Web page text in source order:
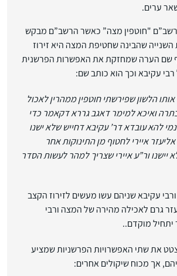
ערים.
"חוטפין מצה” כאשר הרשב”ם מבקש
שהבינה שחטיפת המצה היא זירוז
שם הערה שמחזקת את האפשרות הפרשנית
עקיבא וכך הוא כותב שם:
אותו הלשון שפירשתי חוטפין ממהרין לאכול
ואיכא למימר דאגב גררא דקאמר כדי
להא עובדא דר’ עקיבא דחייש שלא ישנו
אליעזר איירי לחטוף מן התינוקות אחר
יישנו ור”ע איירי שצריך למהר לעשות הסדר
עקיבא שניהם עשו מעשים לזירוז הקצב
גרם לאכילה מהירה של המצה ורבי
מוקדם..
את שתי האפשרויות הפרשניות שמציע
אך מכוח שיקולים אחרים: